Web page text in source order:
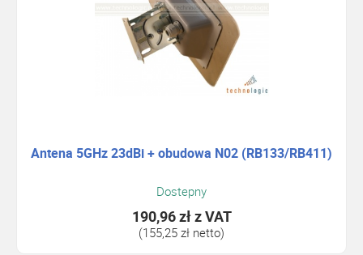
Antena 5GHz 23dBi + obudowa N02 (RB133/RB411)
Dostepny
190,96 złz VAT
(155,25 zł netto)